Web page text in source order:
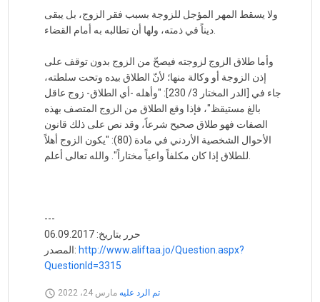
ولا يسقط المهر المؤجل للزوجة بسبب فقر الزوج، بل يبقى
وأما طلاق الزوج لزوجته فيصحّ من الزوج بدون توقف على
إذن الزوجة أو وكالة منها؛ لأنّ الطلاق بيده وتحت سلطته،
جاء في [الدر المختار 3/ 230]: "وأهله -أي الطلاق- زوج عاقل
بالغ مستيقظ"، فإذا وقع الطلاق من الزوج المتصف بهذه
الصفات فهو طلاق صحيح شرعاً، وقد نص على ذلك قانون
الأحوال الشخصية الأردني في مادة (80): "يكون الزوج أهلاً
---
حرر بتاريخ: 06.09.2017
المصدر: http://www.aliftaa.jo/Question.aspx?
QuestionId=3315
تم الرد عليه مارس 24، 2022